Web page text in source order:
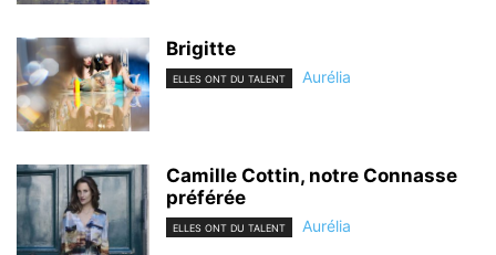
Brigitte
ELLES ONT DU TALENT Aurélia
Camille Cottin, notre Connasse
préférée
ELLES ONT DU TALENT Aurélia